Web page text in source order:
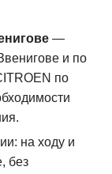
—
и по
по
на ходу и
без